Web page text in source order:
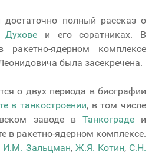
полный рассказ о
Духове и его соратниках. В
ядерном комплексе
была засекречена.
о двух периода в биографии
в танкостроении, в том числе
заводе в Танкоградеи
в ракетно-ядерном комплексе.
И.М. Зальцман, Ж.Я. Котин, С.Н.